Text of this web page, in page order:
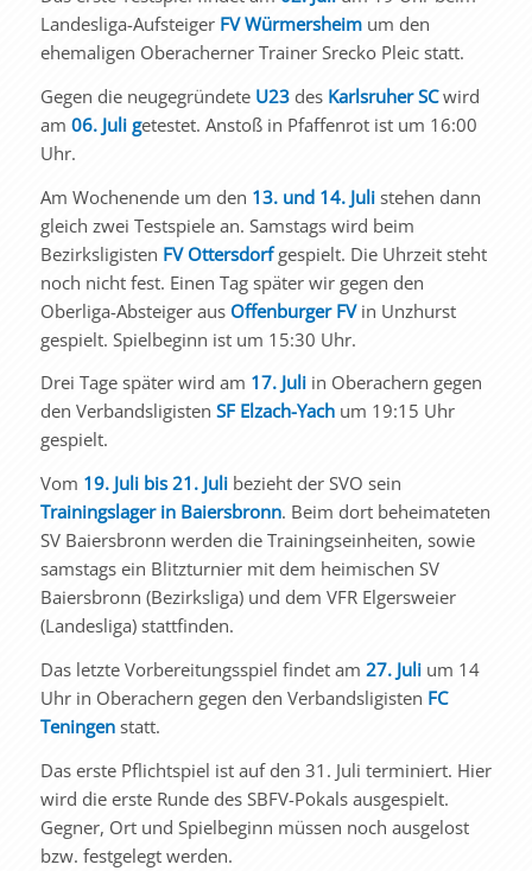
Landesliga-Aufsteiger FV Würmersheimum den
ehemaligen Oberacherner Trainer Srecko Pleic statt.
Gegen die neugegründete U23des Karlsruher SCwird
am 06. Juli getestet. Anstoß in Pfaffenrot ist um 16:00
Uhr.
Am Wochenende um den 13. und 14. Julistehen dann
gleich zwei Testspiele an. Samstags wird beim
Bezirksligisten FV Ottersdorfgespielt. Die Uhrzeit steht
noch nicht fest. Einen Tag später wir gegen den
Oberliga-Absteiger aus Offenburger FVin Unzhurst
gespielt. Spielbeginn ist um 15:30 Uhr.
Drei Tage später wird am 17. Juliin Oberachern gegen
den Verbandsligisten SF Elzach-Yachum 19:15 Uhr
gespielt.
Vom 19. Juli bis 21. Julibezieht der SVO sein
Trainingslager in Baiersbronn. Beim dort beheimateten
SV Baiersbronn werden die Trainingseinheiten, sowie
samstags ein Blitzturnier mit dem heimischen SV
Baiersbronn (Bezirksliga) und dem VFR Elgersweier
(Landesliga) stattfinden.
Das letzte Vorbereitungsspiel findet am 27. Julium 14
Uhr in Oberachern gegen den Verbandsligisten FC
Teningenstatt.
Das erste Pflichtspiel ist auf den 31. Juli terminiert. Hier
wird die erste Runde des SBFV-Pokals ausgespielt.
Gegner, Ort und Spielbeginn müssen noch ausgelost
bzw. festgelegt werden.